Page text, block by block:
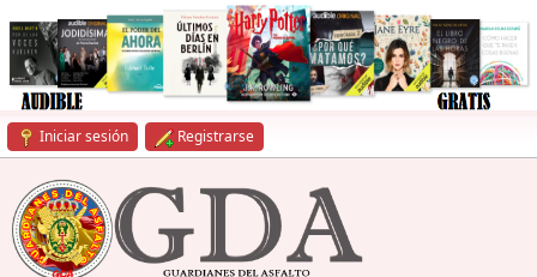
Iniciar sesión Registrarse